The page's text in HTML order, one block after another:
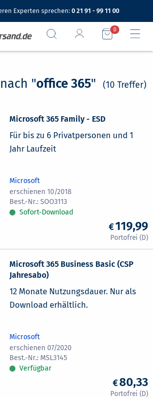
Experten sprechen: 0 21 91 - 99 11 00
0
"office 365" (10 Treffer)
Microsoft 365 Family - ESD
Für bis zu 6 Privatpersonen und 1
Jahr Laufzeit
Microsoft
erschienen 10/2018
SOO3113
Sofort-Download
119,99
Microsoft 365 Business Basic (CSP
Jahresabo)
12 Monate Nutzungsdauer. Nur als
Download erhältlich.
Microsoft
erschienen 07/2020
MSL3145
Verfügbar
80,33